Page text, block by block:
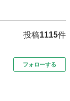
投稿1115件
フォローする